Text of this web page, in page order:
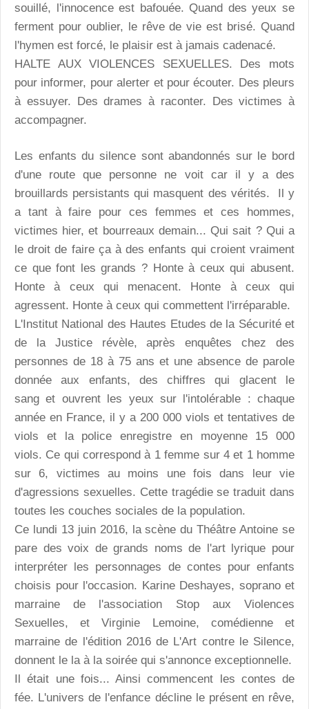
souillé, l'innocence est bafouée. Quand des yeux se
ferment pour oublier, le rêve de vie est brisé. Quand
l'hymen est forcé, le plaisir est à jamais cadenacé.
HALTE AUX VIOLENCES SEXUELLES. Des mots
pour informer, pour alerter et pour écouter. Des pleurs
à essuyer. Des drames à raconter. Des victimes à
accompagner.
Les enfants du silence sont abandonnés sur le bord
d'une route que personne ne voit car il y a des
brouillards persistants qui masquent des vérités. Il y
a tant à faire pour ces femmes et ces hommes,
victimes hier, et bourreaux demain... Qui sait ? Qui a
le droit de faire ça à des enfants qui croient vraiment
ce que font les grands ? Honte à ceux qui abusent.
Honte à ceux qui menacent. Honte à ceux qui
agressent. Honte à ceux qui commettent l'irréparable.
L'Institut National des Hautes Etudes de la Sécurité et
de la Justice révèle, après enquêtes chez des
personnes de 18 à 75 ans et une absence de parole
donnée aux enfants, des chiffres qui glacent le
sang et ouvrent les yeux sur l'intolérable : chaque
année en France, il y a 200 000 viols et tentatives de
viols et la police enregistre en moyenne 15 000
viols. Ce qui correspond à 1 femme sur 4 et 1 homme
sur 6, victimes au moins une fois dans leur vie
d'agressions sexuelles. Cette tragédie se traduit dans
toutes les couches sociales de la population.
Ce lundi 13 juin 2016, la scène du Théâtre Antoine se
pare des voix de grands noms de l'art lyrique pour
interpréter les personnages de contes pour enfants
choisis pour l'occasion. Karine Deshayes, soprano et
marraine de l'association Stop aux Violences
Sexuelles, et Virginie Lemoine, comédienne et
marraine de l'édition 2016 de L'Art contre le Silence,
donnent le la à la soirée qui s'annonce exceptionnelle.
Il était une fois... Ainsi commencent les contes de
fée. L'univers de l'enfance décline le présent en rêve,